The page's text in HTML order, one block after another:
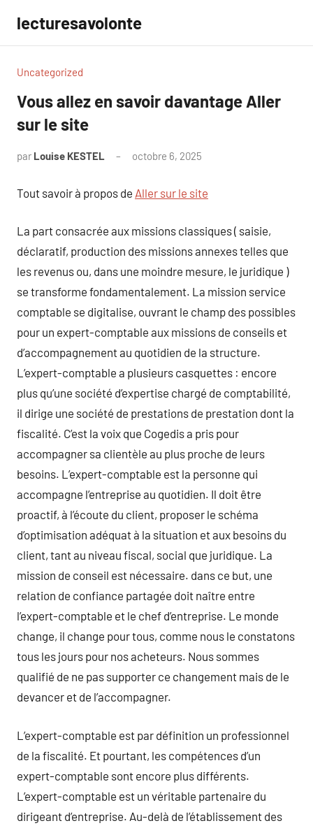
contenu
lecturesavolonte
Uncategorized
Vous allez en savoir davantage Aller
sur le site
par Louise KESTEL octobre 6, 2025
Tout savoir à propos de Aller sur le site
La part consacrée aux missions classiques ( saisie,
déclaratif, production des missions annexes telles que
les revenus ou, dans une moindre mesure, le juridique )
se transforme fondamentalement. La mission service
comptable se digitalise, ouvrant le champ des possibles
pour un expert-comptable aux missions de conseils et
d’accompagnement au quotidien de la structure.
L’expert-comptable a plusieurs casquettes : encore
plus qu’une société d’expertise chargé de comptabilité,
il dirige une société de prestations de prestation dont la
fiscalité. C’est la voix que Cogedis a pris pour
accompagner sa clientèle au plus proche de leurs
besoins. L’expert-comptable est la personne qui
accompagne l’entreprise au quotidien. Il doit être
proactif, à l’écoute du client, proposer le schéma
d’optimisation adéquat à la situation et aux besoins du
client, tant au niveau fiscal, social que juridique. La
mission de conseil est nécessaire. dans ce but, une
relation de confiance partagée doit naître entre
l’expert-comptable et le chef d’entreprise. Le monde
change, il change pour tous, comme nous le constatons
tous les jours pour nos acheteurs. Nous sommes
qualifié de ne pas supporter ce changement mais de le
devancer et de l’accompagner.
L’expert-comptable est par définition un professionnel
de la fiscalité. Et pourtant, les compétences d’un
expert-comptable sont encore plus différents.
L’expert-comptable est un véritable partenaire du
dirigeant d’entreprise. Au-delà de l’établissement des